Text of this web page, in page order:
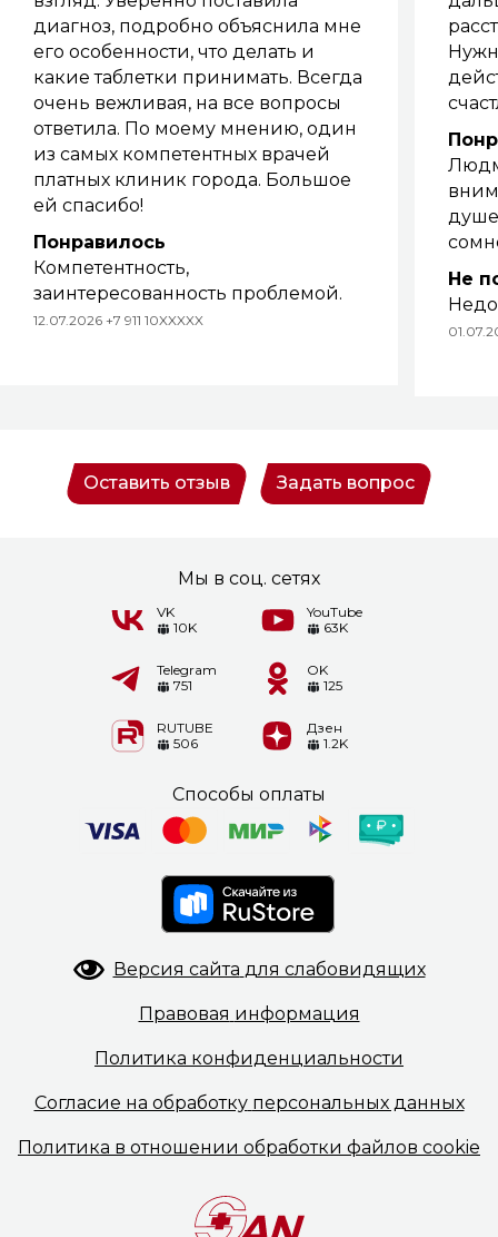
диагноз, подробно объяснила мне
его особенности, что делать и
какие таблетки принимать. Всегда
очень вежливая, на все вопросы
ответила. По моему мнению, один
из самых компетентных врачей
платных клиник города. Большое
ей спасибо!
Понравилось
Компетентность,
заинтересованность проблемой.
12.07.2026 +7 911 10XXXXX
Не
Оставить отзыв Задать вопрос
Мы в соц. сетях
VK
10K
YouTube
63K
Telegram
751
OK
125
RUTUBE
506
Дзен
1.2K
Способы оплаты
Версия сайта для слабовидящих
Правовая информация
Политика конфиденциальности
Согласие на обработку персональных данных
Политика в отношении обработки файлов cookie